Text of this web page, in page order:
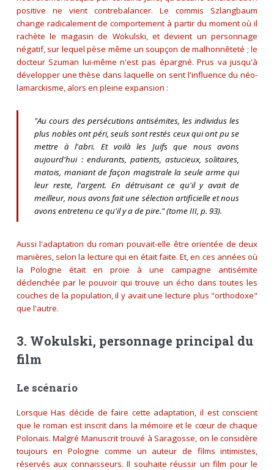
positive ne vient contrebalancer. Le commis Szlangbaum
change radicalement de comportement à partir du moment où il
rachète le magasin de Wokulski, et devient un personnage
négatif, sur lequel pèse même un soupçon de malhonnêteté ; le
docteur Szuman lui-même n'est pas épargné. Prus va jusqu'à
développer une thèse dans laquelle on sent l'influence du néo-
lamarckisme, alors en pleine expansion :
"Au cours des persécutions antisémites, les individus les
plus nobles ont péri, seuls sont restés ceux qui ont pu se
mettre à l'abri. Et voilà les Juifs que nous avons
aujourd'hui : endurants, patients, astucieux, solitaires,
matois, maniant de façon magistrale la seule arme qui
leur reste, l'argent. En détruisant ce qu'il y avait de
meilleur, nous avons fait une sélection artificielle et nous
avons entretenu ce qu'il y a de pire." (tome III, p. 93).
Aussi l'adaptation du roman pouvait-elle être orientée de deux
manières, selon la lecture qui en était faite. Et, en ces années où
la Pologne était en proie à une campagne antisémite
déclenchée par le pouvoir qui trouve un écho dans toutes les
couches de la population, il y avait une lecture plus "orthodoxe"
que l'autre.
3. Wokulski, personnage principal du
film
Le scénario
Lorsque Has décide de faire cette adaptation, il est conscient
que le roman est inscrit dans la mémoire et le cœur de chaque
Polonais. Malgré Manuscrit trouvé à Saragosse, on le considère
toujours en Pologne comme un auteur de films intimistes,
réservés aux connaisseurs. Il souhaite réussir un film pour le